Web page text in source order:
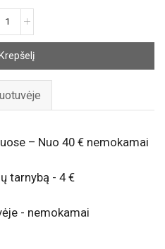
– Nuo 40 € nemokamai
tarnybą - 4 €
- nemokamai